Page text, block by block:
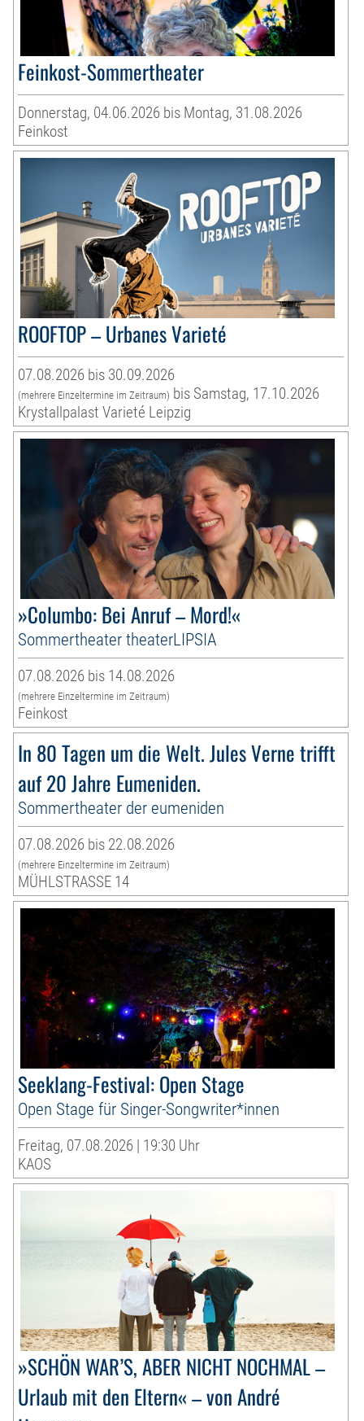
Feinkost-Sommertheater
Donnerstag, 04.06.2026 bis Montag, 31.08.2026
Feinkost
ROOFTOP – Urbanes Varieté
07.08.2026 bis 30.09.2026
(mehrere Einzeltermine im Zeitraum) bis Samstag, 17.10.2026
Krystallpalast Varieté Leipzig
»Columbo: Bei Anruf – Mord!«
Sommertheater theaterLIPSIA
07.08.2026 bis 14.08.2026
(mehrere Einzeltermine im Zeitraum)
Feinkost
In 80 Tagen um die Welt. Jules Verne trifft
auf 20 Jahre Eumeniden.
Sommertheater der eumeniden
07.08.2026 bis 22.08.2026
(mehrere Einzeltermine im Zeitraum)
MÜHLSTRASSE 14
Seeklang-Festival: Open Stage
Open Stage für Singer-Songwriter*innen
Freitag, 07.08.2026 | 19:30 Uhr
KAOS
»SCHÖN WAR’S, ABER NICHT NOCHMAL –
Urlaub mit den Eltern« – von André